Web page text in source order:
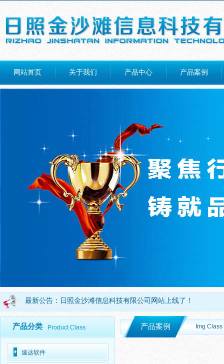
网站首页 关于我们 产品中心 产品案例
最新公告： 日照金沙滩信息科技有限公司网站上线了！
欢迎访问日照金沙滩信息科技有限公司官方网站！
产品分类 Product Class
速达软件
产品案例 Img Class